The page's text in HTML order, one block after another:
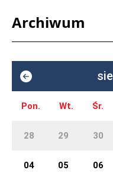
Archiwum
Pon. Wt. Śr.
28 29 30
04 05 06